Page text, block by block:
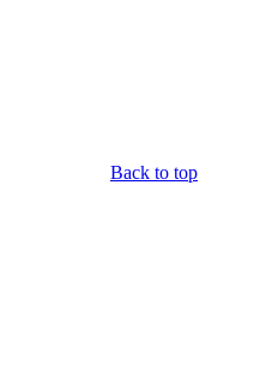
Back to top